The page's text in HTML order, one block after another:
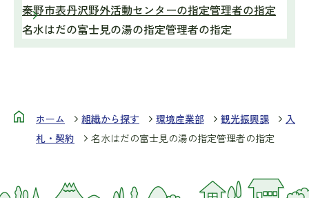
秦野市表丹沢野外活動センターの指定管理者の指定
名水はだの富士見の湯の指定管理者の指定
ホーム 組織から探す 環境産業部 観光振興課
入
札・契約
名水はだの富士見の湯の指定管理者の指定